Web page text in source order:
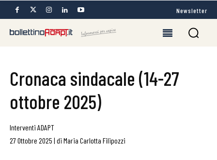
Newsletter
Cronaca sindacale (14-27
ottobre 2025)
Interventi ADAPT
27 Ottobre 2025 | di Maria Carlotta Filipozzi